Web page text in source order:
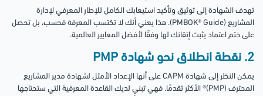
تهدف الشهادة إلى توثيق وتأكيد استيعابك الكامل للإطار المعرفي لإدارة
المشاريع (PMBOK® Guide). هذا يعني أنك لا تكتسب المعرفة فحسب، بل تحصل
على ختم اعتماد يثبت إتقانك لها وفقًا لأفضل المعايير العالمية.
2. نقطة انطلاق نحو شهادة PMP
يمكن النظر إلى شهادة CAPM على أنها الإعداد الأمثل لشهادة مدير المشاريع
المحترف (PMP)® الأكثر تقدمًا. فهي تبني لديك القاعدة المعرفية التي ستحتاجها